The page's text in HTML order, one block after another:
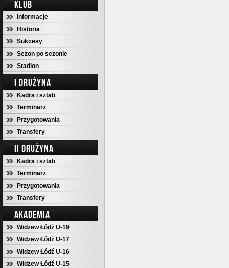
KLUB
Informacje
Historia
Sukcesy
Sezon po sezonie
Stadion
I DRUŻYNA
Kadra i sztab
Terminarz
Przygotowania
Transfery
II DRUŻYNA
Kadra i sztab
Terminarz
Przygotowania
Transfery
AKADEMIA
Widzew Łódź U-19
Widzew Łódź U-17
Widzew Łódź U-16
Widzew Łódź U-15